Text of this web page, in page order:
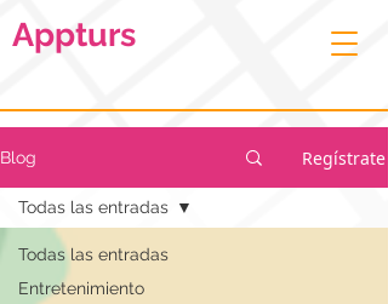
Appturs
Blog Regístrate
Todas las entradas
Entretenimiento
Todas las entradas